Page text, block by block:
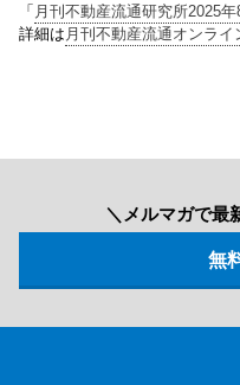
「 月刊不動産流通研究所2025
詳細は 月刊不動産流通オンライ
＼メルマガで最